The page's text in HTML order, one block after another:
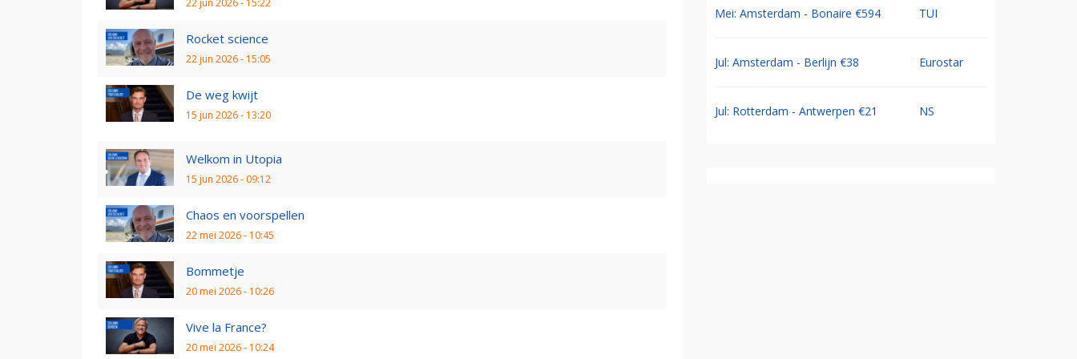
Rocket science
22 jun 2026 - 15:05
De weg kwijt
15 jun 2026 - 13:20
Welkom in Utopia
15 jun 2026 - 09:12
Chaos en voorspellen
22 mei 2026 - 10:45
Bommetje
20 mei 2026 - 10:26
Vive la France?
20 mei 2026 - 10:24
Mei: Amsterdam - Bonaire €594 TUI
Jul: Amsterdam - Berlijn €38 Eurostar
Jul: Rotterdam - Antwerpen €21 NS